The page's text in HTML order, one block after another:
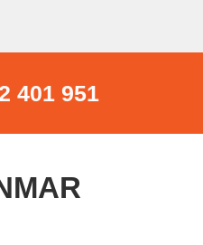
401 951